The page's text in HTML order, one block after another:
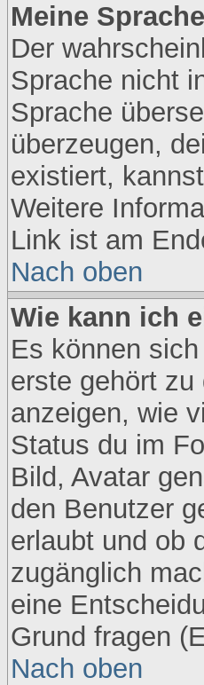
Meine
Der
Sprache nicht
Sprache
überzeugen,
existiert,
Weitere
Link ist am
Nach oben
Wie kann ich
Es können
erste gehört
anzeigen, wie
Status du im
Bild, Avatar
den Benutzer
erlaubt und ob
zugänglich
eine
Grund fragen
Nach oben